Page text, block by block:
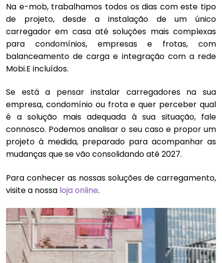
Na e-mob, trabalhamos todos os dias com este tipo
de projeto, desde a instalação de um único
carregador em casa até soluções mais complexas
para condomínios, empresas e frotas, com
balanceamento de carga e integração com a rede
Mobi.E incluídos.
Se está a pensar instalar carregadores na sua
empresa, condomínio ou frota e quer perceber qual
é a solução mais adequada à sua situação, fale
connosco. Podemos analisar o seu caso e propor um
projeto à medida, preparado para acompanhar as
mudanças que se vão consolidando até 2027.
Para conhecer as nossas soluções de carregamento,
visite a nossa loja online.